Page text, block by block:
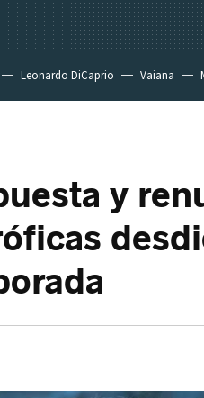
Leonardo DiCaprio Vaiana
y